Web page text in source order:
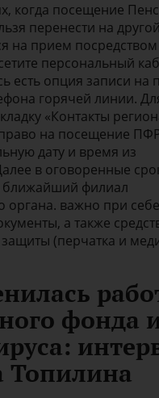
когда посещение
перенести на
на прием
персональный
есть опция записи на
горячей линии.
«Контакты
на посещение
дату и время из
в оговоренные
ближайший филиал
органа. важно при
а также
(перчатка и
фонда